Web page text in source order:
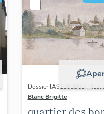
Dossier IA91000860 |
Blanc Brigitte